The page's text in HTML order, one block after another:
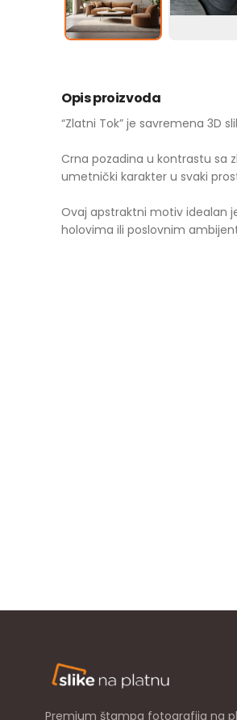
Opis proizvoda
“Zlatni Tok” je savremena 3D
Crna pozadina u kontrastu sa
umetnički karakter u svaki
Ovaj apstraktni motiv idealan
holovima ili poslovnim
Premium štampa fotografija na